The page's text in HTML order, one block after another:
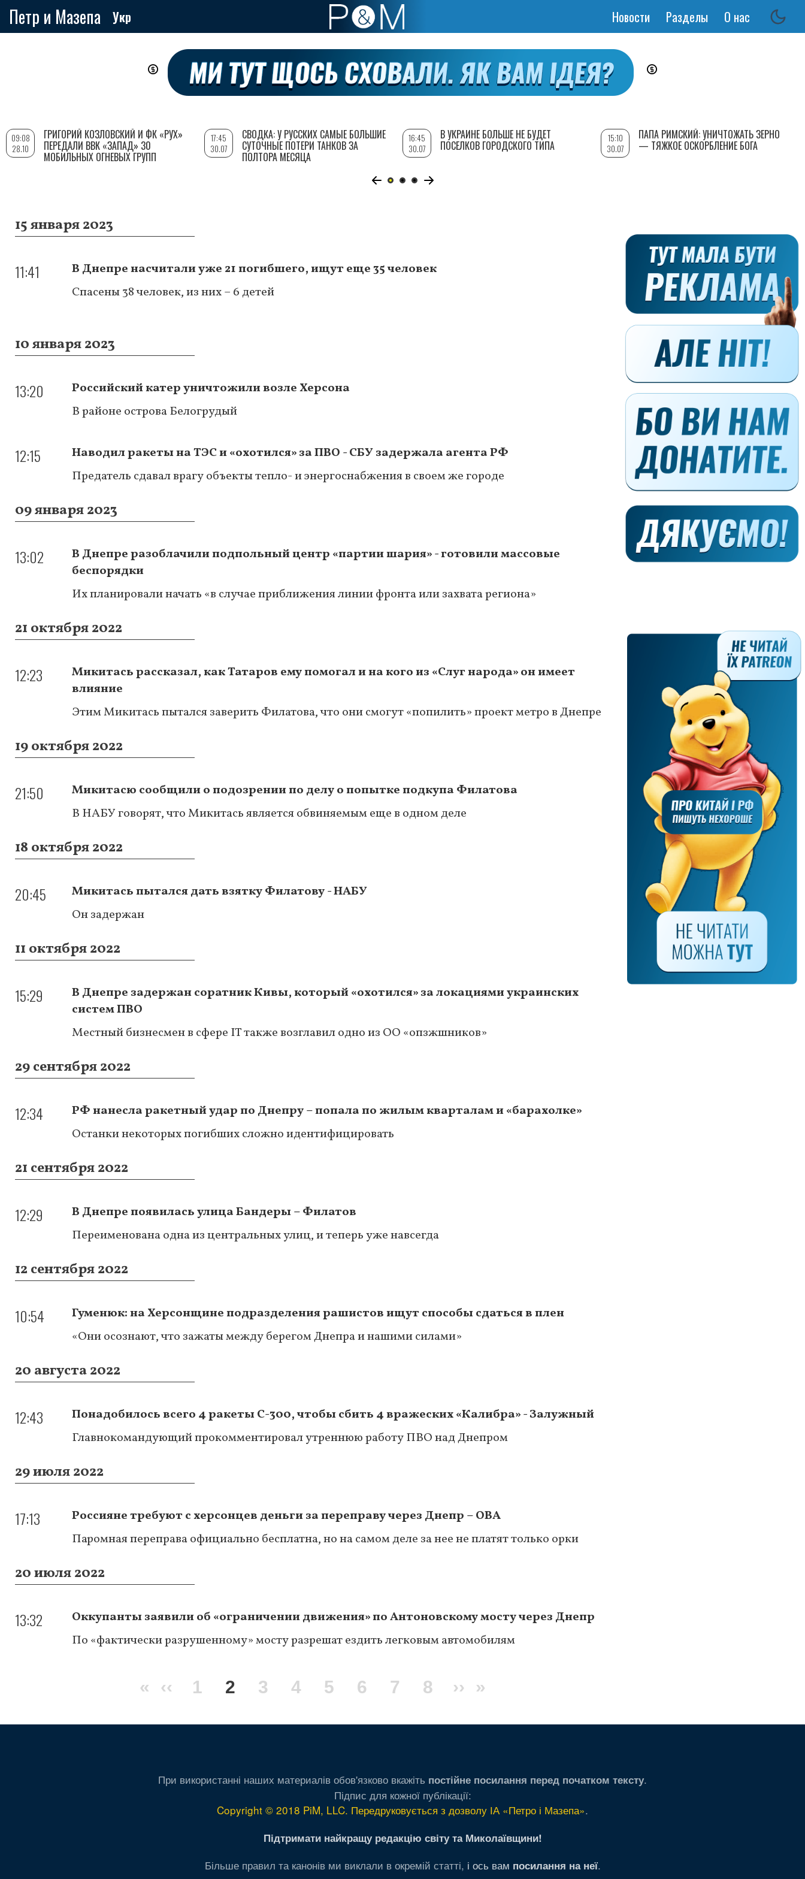
Петр и Мазепа Укр
Основная
Новости Разделы О нас
15 января 2023
11:41
В Днепре насчитали уже 21 погибшего, ищут еще 35 человек
Спасены 38 человек, из них – 6 детей
10 января 2023
13:20
Российский катер уничтожили возле Херсона
В районе острова Белогрудый
12:15
Наводил ракеты на ТЭС и «охотился» за ПВО - СБУ задержала агента РФ
Предатель сдавал врагу объекты тепло- и энергоснабжения в своем же городе
09 января 2023
13:02
В Днепре разоблачили подпольный центр «партии шария» - готовили массовые
беспорядки
Их планировали начать «в случае приближения линии фронта или захвата региона»
21 октября 2022
12:23
Микитась рассказал, как Татаров ему помогал и на кого из «Слуг народа» он имеет
влияние
Этим Микитась пытался заверить Филатова, что они смогут «попилить» проект метро в Днепре
19 октября 2022
21:50
Микитасю сообщили о подозрении по делу о попытке подкупа Филатова
В НАБУ говорят, что Микитась является обвиняемым еще в одном деле
18 октября 2022
20:45
Микитась пытался дать взятку Филатову - НАБУ
Он задержан
11 октября 2022
15:29
В Днепре задержан соратник Кивы, который «охотился» за локациями украинских
систем ПВО
Местный бизнесмен в сфере IT также возглавил одно из ОО «опзжшников»
29 сентября 2022
12:34
РФ нанесла ракетный удар по Днепру – попала по жилым кварталам и «барахолке»
Останки некоторых погибших сложно идентифицировать
21 сентября 2022
12:29
В Днепре появилась улица Бандеры – Филатов
Переименована одна из центральных улиц, и теперь уже навсегда
12 сентября 2022
10:54
Гуменюк: на Херсонщине подразделения рашистов ищут способы сдаться в плен
«Они осознают, что зажаты между берегом Днепра и нашими силами»
20 августа 2022
12:43
Понадобилось всего 4 ракеты С-300, чтобы сбить 4 вражеских «Калибра» - Залужный
Главнокомандующий прокомментировал утреннюю работу ПВО над Днепром
29 июля 2022
17:13
Россияне требуют с херсонцев деньги за переправу через Днепр – ОВА
Паромная переправа официально бесплатна, но на самом деле за нее не платят только орки
20 июля 2022
13:32
Оккупанты заявили об «ограничении движения» по Антоновскому мосту через Днепр
По «фактически разрушенному» мосту разрешат ездить легковым автомобилям
Первая
«
Предыдущая
‹‹ Page
1
Текущая
2 Page
3 Page
4 Page
5 Page
6 Page
7 Page
8
Следующая
››
Последняя
»
09:08
28.10
ГРИГОРИЙ КОЗЛОВСКИЙ И ФК «РУХ»
ПЕРЕДАЛИ ВВК «ЗАПАД» 30
МОБИЛЬНЫХ ОГНЕВЫХ ГРУПП
17:45
30.07
СВОДКА: У РУССКИХ САМЫЕ БОЛЬШИЕ
СУТОЧНЫЕ ПОТЕРИ ТАНКОВ ЗА
ПОЛТОРА МЕСЯЦА
16:45
30.07
В УКРАИНЕ БОЛЬШЕ НЕ БУДЕТ
ПОСЕЛКОВ ГОРОДСКОГО ТИПА
15:10
30.07
ПАПА РИМСКИЙ: УНИЧТОЖАТЬ ЗЕРНО
— ТЯЖКОЕ ОСКОРБЛЕНИЕ БОГА
При використанні наших материалів обов'язково вкажіть постійне посилання перед початком тексту.
Підпис для кожної публікації:
Copyright © 2018 PiM, LLC. Передруковується з дозволу ІА «Петро і Мазепа».
Підтримати найкращу редакцію світу та Миколаївщини!
Більше правил та канонів ми виклали в окремій статті, і ось вам посилання на неї.